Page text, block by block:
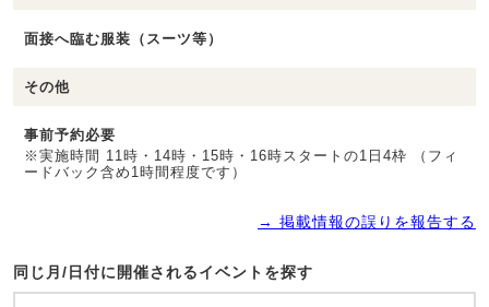
面接へ臨む服装（スーツ等）
その他
事前予約必要
※実施時間 11時・14時・15時・16時スタートの1日4枠 （フィ
ードバック含め1時間程度です）
→ 掲載情報の誤りを報告する
同じ月/日付に開催されるイベントを探す